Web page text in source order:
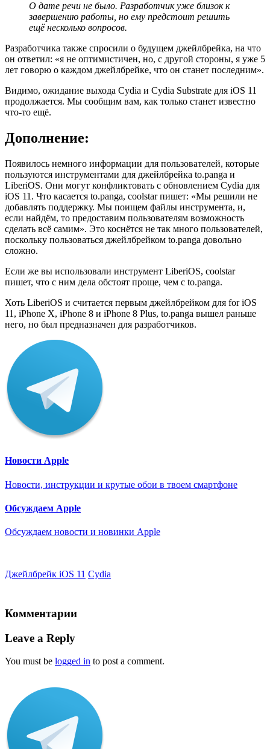
О дате речи не было. Разработчик уже близок к
завершению работы, но ему предстоит решить
ещё несколько вопросов.
Разработчика также спросили о будущем джейлбрейка, на что
он ответил: «я не оптимистичен, но, с другой стороны, я уже 5
лет говорю о каждом джейлбрейке, что он станет последним».
Видимо, ожидание выхода Cydia и Cydia Substrate для iOS 11
продолжается. Мы сообщим вам, как только станет известно
что-то ещё.
Дополнение:
Появилось немного информации для пользователей, которые
пользуются инструментами для джейлбрейка to.panga и
LiberiOS. Они могут конфликтовать с обновлением Cydia для
iOS 11. Что касается to.panga, coolstar пишет: «Мы решили не
добавлять поддержку. Мы поищем файлы инструмента, и,
если найдём, то предоставим пользователям возможность
сделать всё самим». Это коснётся не так много пользователей,
поскольку пользоваться джейлбрейком to.panga довольно
сложно.
Если же вы использовали инструмент LiberiOS, coolstar
пишет, что с ним дела обстоят проще, чем с to.panga.
Хоть LiberiOS и считается первым джейлбрейком для for iOS
11, iPhone X, iPhone 8 и iPhone 8 Plus, to.panga вышел раньше
него, но был предназначен для разработчиков.
Новости Apple
Новости, инструкции и крутые обои в твоем смартфоне
Обсуждаем Apple
Обсуждаем новости и новинки Apple
Джейлбрейк iOS 11 Сydia
Комментарии
Leave a Reply
You must be logged in to post a comment.